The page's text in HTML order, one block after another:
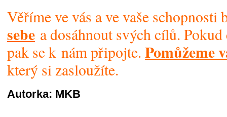
Věříme ve vás a ve vaše
sebe a dosáhnout svých cílů.
pak se k nám připojte. Pomůžeme
který si zasloužíte.
Autorka: MKB